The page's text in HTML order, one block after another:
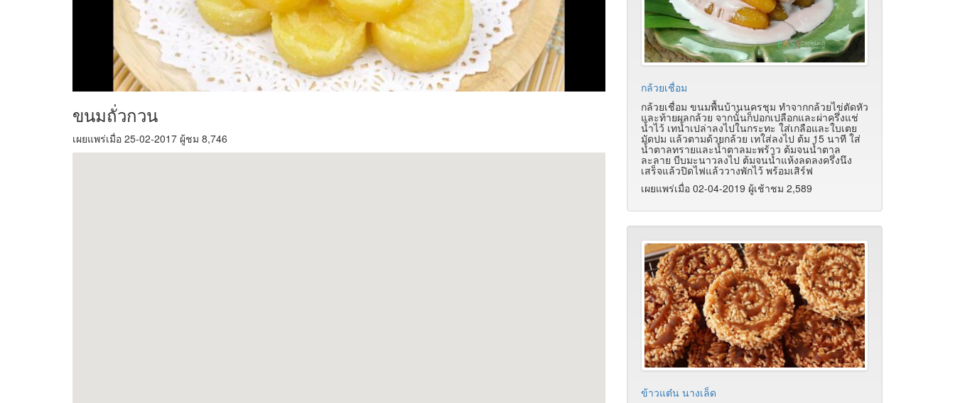
ขนมถั่วกวน
เผยแพร่เมื่อ 25-02-2017 ผู้ชม 8,746
กล้วยเชื่อม
กล้วยเชื่อม ขนมพื้นบ้านนครชุม ทำจากกล้วยไข่ตัดหัว
และท้ายผลกล้วย จากนั้นก็ปอกเปลือกและผ่าครึ่งแช่
น้ำไว้ เทน้ำเปล่าลงไปในกระทะ ใส่เกลือและใบเตย
มัดปม แล้วตามด้วยกล้วย เทใส่ลงไป ต้ม 15 นาที ใส่
น้ำตาลทรายและน้ำตาลมะพร้าว ต้มจนน้ำตาล
ละลาย บีบมะนาวลงไป ต้มจนน้ำแห้งลดลงครึ่งนึง
เสร็จแล้วปิดไฟแล้ววางพักไว้ พร้อมเสิร์ฟ
เผยแพร่เมื่อ 02-04-2019 ผู้เช้าชม 2,589
ข้าวแต๋น นางเล็ด